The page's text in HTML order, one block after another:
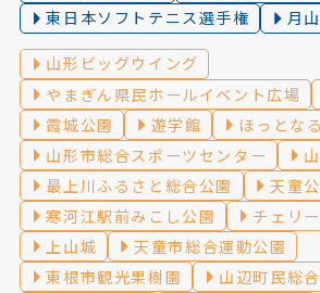
東日本ソフトテニス選手権
月
山形ビッグウイング
やまぎん県民ホールイベント広場
霞城公園
遊学館
ほっとな
山形市総合スポーツセンター
最上川ふるさと総合公園
天童
寒河江駅前みこし公園
チェリ
上山城
天童市総合運動公園
東根市観光果樹園
山辺町民総